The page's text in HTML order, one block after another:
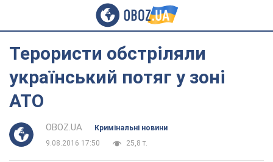
Терористи обстріляли
український потяг у зоні
АТО
OBOZ.UA
Кримінальні новини
9.08.2016 17:50
25,8 т.